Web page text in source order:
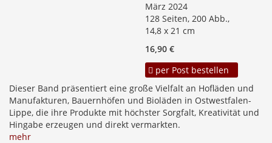
März 2024
128 Seiten, 200 Abb.,
14,8 x 21 cm
16,90 €
per Post bestellen
Dieser Band präsentiert eine große Vielfalt an Hofläden und
Manufakturen, Bauernhöfen und Bioläden in Ostwestfalen-
Lippe, die ihre Produkte mit höchster Sorgfalt, Kreativität und
Hingabe erzeugen und direkt vermarkten.
mehr